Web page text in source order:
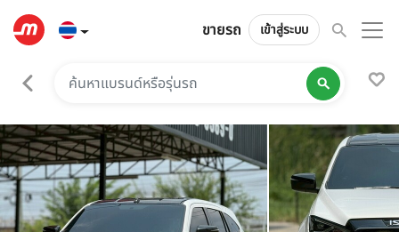
ขายรถ เข้าสู่ระบบ